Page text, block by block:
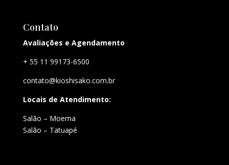
Contato
Avaliações e Agendamento
+ 55 11 99173-6500
contato@kioshisako.com.br
Locais de Atendimento:
Salão – Moema
Salão – Tatuapé